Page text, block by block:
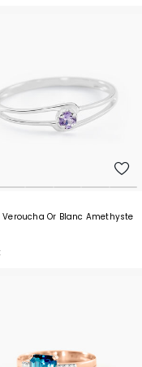
Veroucha Or Blanc Amethyste